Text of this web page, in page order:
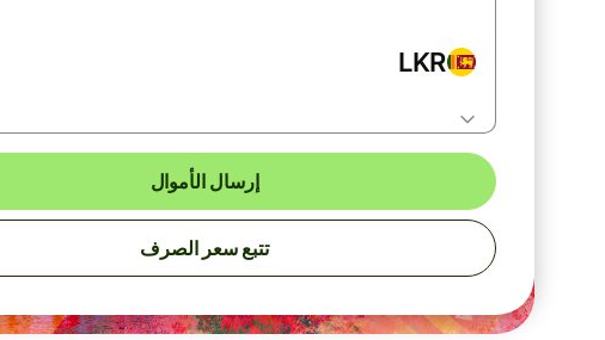
LKR
إرسال الأموال
تتبع سعر الصرف